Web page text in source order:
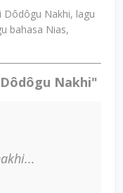
Dôdôgu Nakhi, lagu
bahasa Nias,
Nakhi"